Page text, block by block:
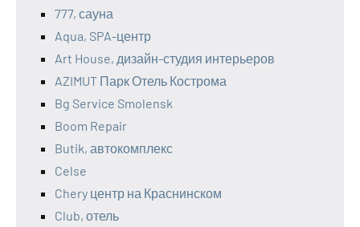
777, сауна
Aqua, SPA-центр
Art House, дизайн-студия интерьеров
AZIMUT Парк Отель Кострома
Bg Service Smolensk
Boom Repair
Butik, автокомплекс
Celse
Chery центр на Краснинском
Club, отель